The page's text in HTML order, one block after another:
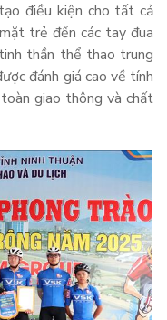
điều kiện cho tất cả
trẻ đến các tay đua
thần thể thao trung
đánh giá cao về tính
giao thông và chất